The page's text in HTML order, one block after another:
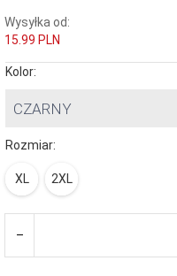
Wysyłka od:
15.99 PLN
Kolor:
CZARNY
Rozmiar:
XL 2XL